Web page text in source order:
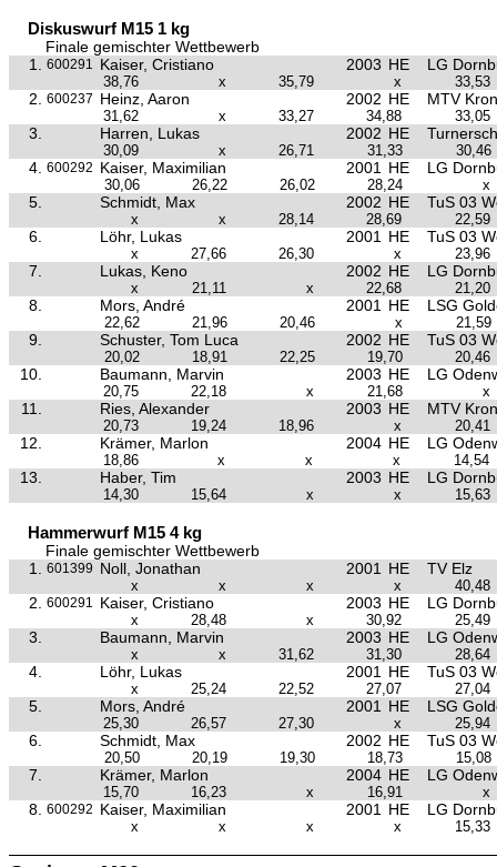
Diskuswurf M15 1 kg
Finale gemischter Wettbewerb
1.
600291 Kaiser, Cristiano 2003 HE LG
38,76 x 35,79 x 33,53
2. 600237 Heinz, Aaron 2002 HE MTV
31,62 x 33,27 34,88 33,05
3. Harren, Lukas 2002 HE
30,09 x 26,71 31,33 30,46
4. 600292 Kaiser, Maximilian 2001 HE LG
30,06 26,22 26,02 28,24 x
5. Schmidt, Max 2002 HE TuS 03
x x 28,14 28,69 22,59
6. Löhr, Lukas 2001 HE TuS 03
x 27,66 26,30 x 23,96
7. Lukas, Keno 2002 HE LG
x 21,11 x 22,68 21,20
8. Mors, André 2001 HE LSG
22,62 21,96 20,46 x 21,59
9. Schuster, Tom Luca 2002 HE TuS 03
20,02 18,91 22,25 19,70 20,46
10. Baumann, Marvin 2003 HE LG
20,75 22,18 x 21,68 x
11. Ries, Alexander 2003 HE MTV
20,73 19,24 18,96 x 20,41
12. Krämer, Marlon 2004 HE LG
18,86 x x x 14,54
13. Haber, Tim 2003 HE LG
14,30 15,64 x x 15,63
Hammerwurf M15 4 kg
Finale gemischter Wettbewerb
1.
601399 Noll, Jonathan 2001 HE TV Elz
x x x x 40,48
2. 600291 Kaiser, Cristiano 2003 HE LG
x 28,48 x 30,92 25,49
3. Baumann, Marvin 2003 HE LG
x x 31,62 31,30 28,64
4. Löhr, Lukas 2001 HE TuS 03
x 25,24 22,52 27,07 27,04
5. Mors, André 2001 HE LSG
25,30 26,57 27,30 x 25,94
6. Schmidt, Max 2002 HE TuS 03
20,50 20,19 19,30 18,73 15,08
7. Krämer, Marlon 2004 HE LG
15,70 16,23 x 16,91 x
8. 600292 Kaiser, Maximilian 2001 HE LG
x x x x 15,33